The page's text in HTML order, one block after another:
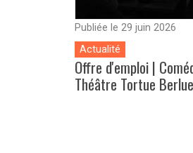
Publiée le 29 juin 2026
Actualité
Offre d'emploi |
Théâtre Tortue Berlue